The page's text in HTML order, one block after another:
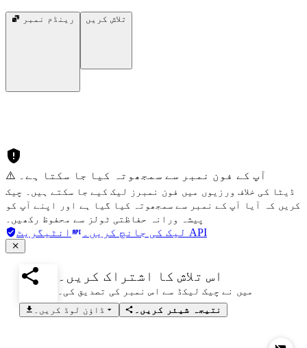
رینڈم نمبر تلاش کریں
⚠️ آپ کے فون نمبر سے سمجھوتہ کیا جا سکتا ہے۔
ڈیٹا کی خلاف ورزیوں میں فون نمبرز لیک کیے جا سکتے ہیں۔ چیک
کریں کہ آیا آپ کے نمبر سے سمجھوتہ کیا گیا ہے اور اپنے آپ کو
پیشہ ورانہ حفاظتی ٹولز سے محفوظ رکھیں۔
لیک کی جانچ کریں۔ انٹیگریٹ API
اس تلاش کا اشتراک کریں۔
میں نے چیک لیکڈ سے اس نمبر کی تصدیق کی۔
ڈاؤن لوڈ کریں۔
نتیجہ شیئر کریں۔